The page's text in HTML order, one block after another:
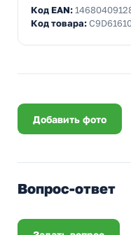
Код EAN:
Код товара:
Добавить фото
Вопрос-ответ